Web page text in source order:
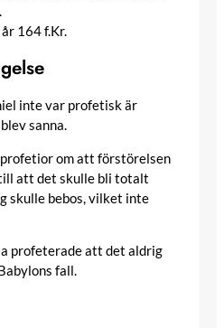
164 f.Kr.
inte var profetisk är
sanna.
om att förstörelsen
att det skulle bli totalt
skulle bebos, vilket inte
profeterade att det aldrig
fall.